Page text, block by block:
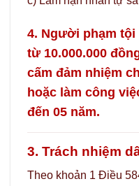
4. Người phạm
từ 10.000.000
cấm đảm nhiệm
hoặc làm công
đến 05 năm.
3. Trách nhiệm
Theo khoản 1 Điều